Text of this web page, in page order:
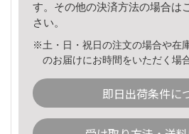
す。その他の決済方法の場合は
さい。
※土・日・祝日の注文の場合や在
のお届けにお時間をいただく場
即日出荷条件に